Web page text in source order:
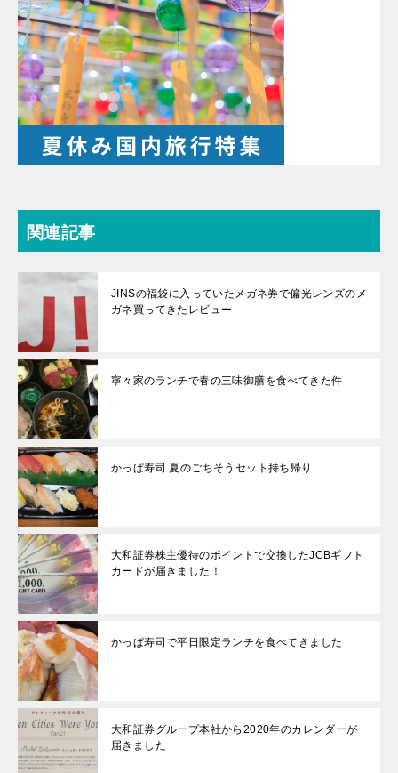
関連記事
JINSの福袋に入っていたメガネ券で偏光レンズのメ
ガネ買ってきたレビュー
寧々家のランチで春の三味御膳を食べてきた件
かっぱ寿司 夏のごちそうセット持ち帰り
大和証券株主優待のポイントで交換したJCBギフト
カードが届きました！
かっぱ寿司で平日限定ランチを食べてきました
大和証券グループ本社から2020年のカレンダーが
届きました